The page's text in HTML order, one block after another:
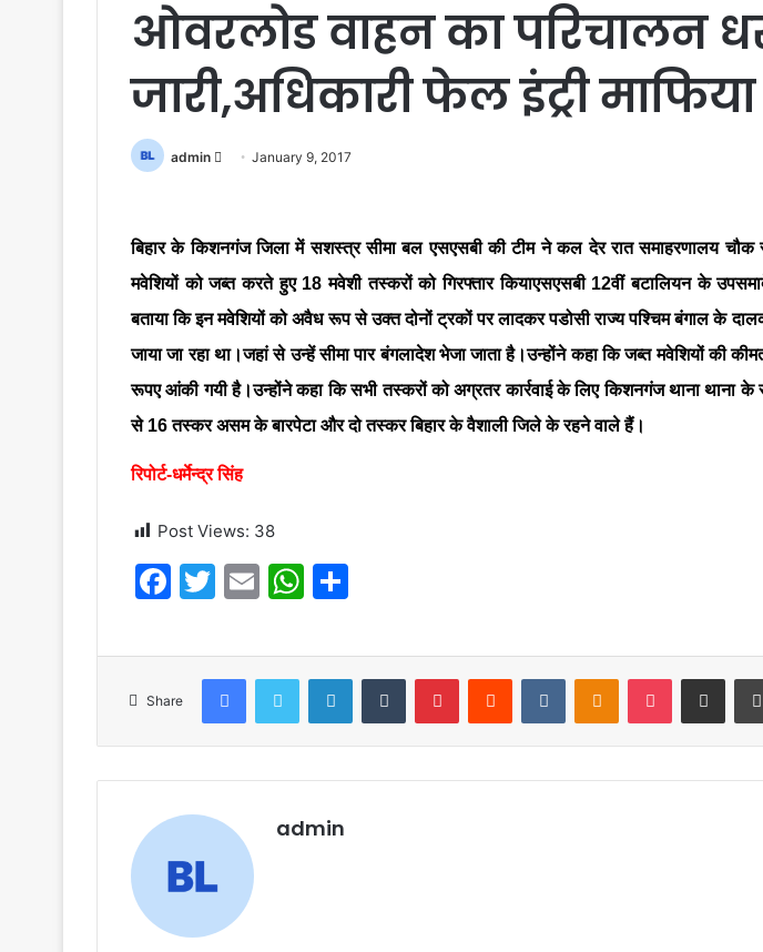
ओवरलोड वाहन का परिचालन
जारी,अधिकारी फेल इंट्री
admin
SendJanuary 9, 2017
बिहार के किशनगंज जिला में सशस्त्र सीमा बल एसएसबी की टीम ने कल देर रात समाहरणालय
मवेशियों को जब्त करते हुए 18 मवेशी तस्करों को गिरफ्तार कियाएसएसबी 12वीं बटालियन के
बताया कि इन मवेशियों को अवैध रूप से उक्त दोनों ट्रकों पर लादकर पडोसी राज्य पश्चिम बंगाल के
जाया जा रहा था।जहां से उन्हें सीमा पार बंगलादेश भेजा जाता है।उन्होंने कहा कि जब्त मवेशियों की
रूपए आंकी गयी है।उन्होंने कहा कि सभी तस्करों को अग्रतर कार्रवाई के लिए किशनगंज थाना थाना के
से 16 तस्कर असम के बारपेटा और दो तस्कर बिहार के वैशाली जिले के रहने वाले हैं।
रिपोर्ट-धर्मेन्द्र सिंह
Post Views: 38
F
c
e
o
o
k
T
itt
er
E
ai
l
W
at
s
A
p
p
ar
e
Share
FacebookTwitter LinkedInTumblr PinterestReddit VKontakteOdnoklassniki
Pocket Share via Email
admin